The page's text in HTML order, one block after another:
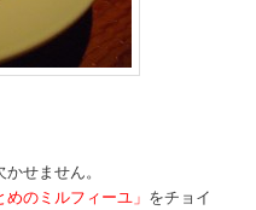
せません。
のミルフィーユ」 をチョイ